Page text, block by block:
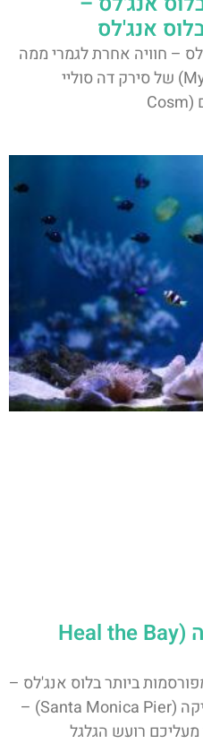
– חוויה אחרת לגמרי ממה
שמכירים מופע מיסטר (Mystère) של סירק דה סוליי
אקווריום סנטה מוניקה (Heal the Bay
ביותר בלוס אנג'לס –
ממש מתחת לטיילת סנטה מוניקה (Santa Monica Pier) –
רועש הגלגל